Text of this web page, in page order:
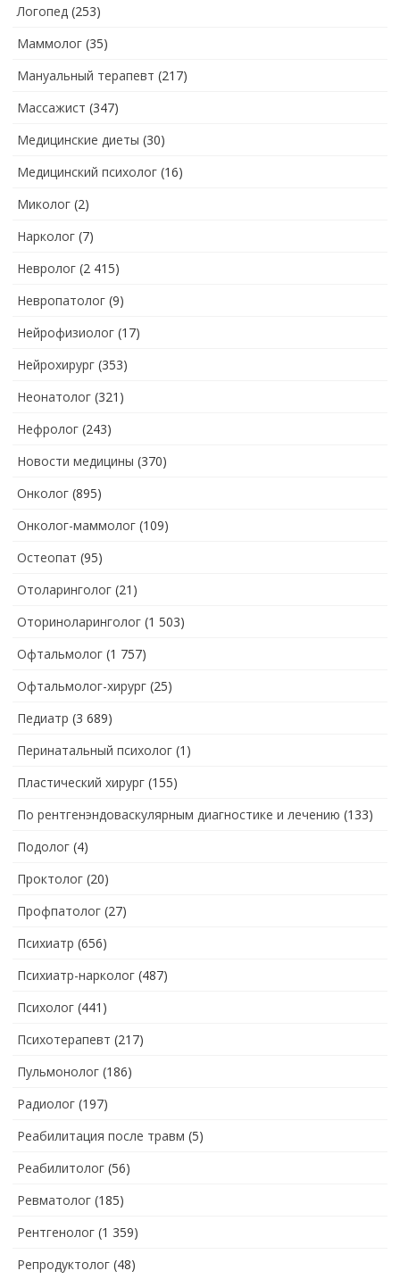
Логопед (253)
Маммолог (35)
Мануальный терапевт (217)
Массажист (347)
Медицинские диеты (30)
Медицинский психолог (16)
Миколог (2)
Нарколог (7)
Невролог (2 415)
Невропатолог (9)
Нейрофизиолог (17)
Нейрохирург (353)
Неонатолог (321)
Нефролог (243)
Новости медицины (370)
Онколог (895)
Онколог-маммолог (109)
Остеопат (95)
Отоларинголог (21)
Оториноларинголог (1 503)
Офтальмолог (1 757)
Офтальмолог-хирург (25)
Педиатр (3 689)
Перинатальный психолог (1)
Пластический хирург (155)
По рентгенэндоваскулярным диагностике и лечению (133)
Подолог (4)
Проктолог (20)
Профпатолог (27)
Психиатр (656)
Психиатр-нарколог (487)
Психолог (441)
Психотерапевт (217)
Пульмонолог (186)
Радиолог (197)
Реабилитация после травм (5)
Реабилитолог (56)
Ревматолог (185)
Рентгенолог (1 359)
Репродуктолог (48)